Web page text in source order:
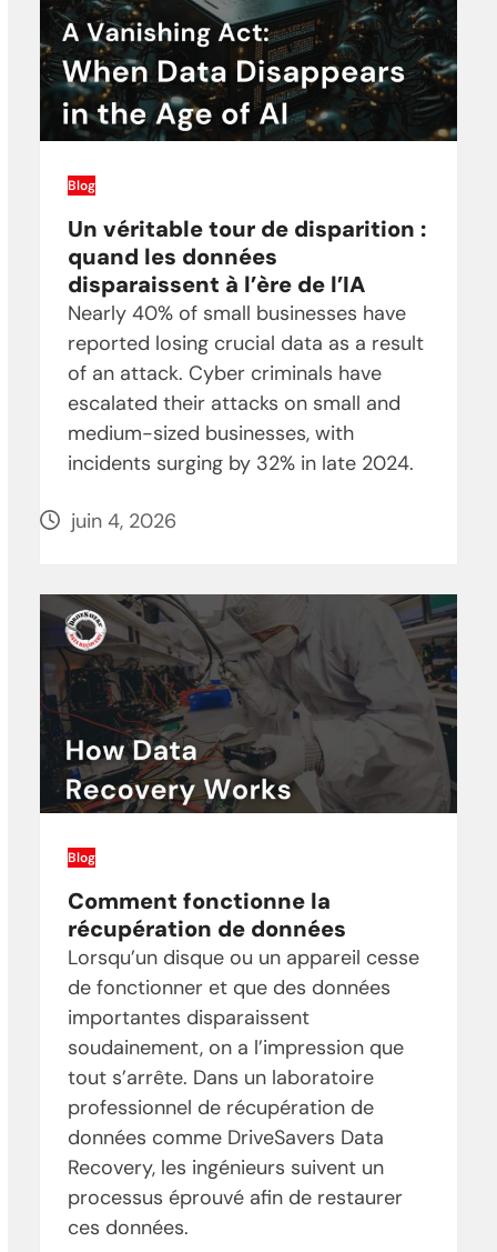
Blog
Un véritable tour de disparition :
quand les données
disparaissent à l’ère de l’IA
Nearly 40% of small businesses have
reported losing crucial data as a result
of an attack. Cyber criminals have
escalated their attacks on small and
medium-sized businesses, with
incidents surging by 32% in late 2024.
juin 4, 2026
Blog
Comment fonctionne la
récupération de données
Lorsqu’un disque ou un appareil cesse
de fonctionner et que des données
importantes disparaissent
soudainement, on a l’impression que
tout s’arrête. Dans un laboratoire
professionnel de récupération de
données comme DriveSavers Data
Recovery, les ingénieurs suivent un
processus éprouvé afin de restaurer
ces données.